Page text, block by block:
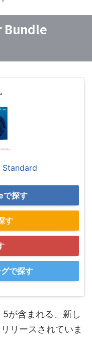
Bundle
探す
す
で探す
が含まれる、新し
リリースされていま